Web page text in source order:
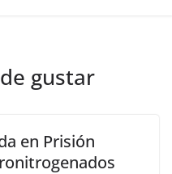
gustar
en Prisión